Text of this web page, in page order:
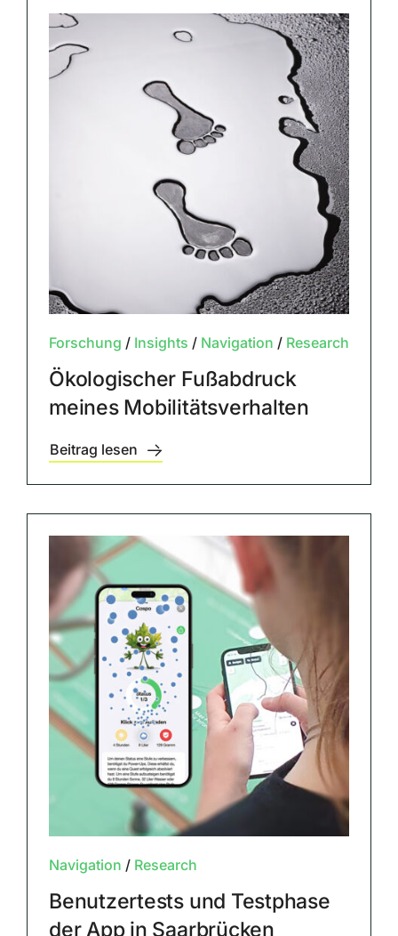
Forschung / Insights / Navigation / Research
Ökologischer Fußabdruck
meines Mobilitätsverhalten
Beitrag lesen
Navigation / Research
Benutzertests und Testphase
der App in Saarbrücken